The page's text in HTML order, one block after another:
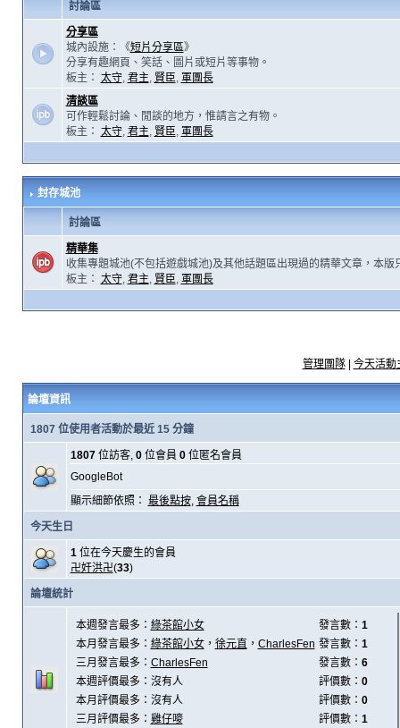
討論區
分享區
城內設施：《短片分享區》
分享有趣網頁、笑話、圖片或短片等事物。
板主： 太守, 君主, 賢臣, 軍團長
清談區
可作輕鬆討論、閒談的地方，惟請言之有物。
板主： 太守, 君主, 賢臣, 軍團長
封存城池
討論區
精華集
收集專題城池(不包括遊戲城池)及其他話題區出現過的精華文章，本版
板主： 太守, 君主, 賢臣, 軍團長
管理團隊| 今天活動
論壇資訊
1807 位使用者活動於最近 15 分鐘
1807位訪客, 0位會員 0位匿名會員
GoogleBot
顯示細節依照： 最後點按, 會員名稱
今天生日
1位在今天慶生的會員
卍奸洪卍(33)
論壇統計
本週發言最多： 綠茶館小女 發言數： 1
本月發言最多： 綠茶館小女， 徐元直 ， CharlesFen 發言數： 1
三月發言最多： CharlesFen 發言數： 6
本週評價最多：沒有人
評價數： 0
本月評價最多：沒有人
評價數： 0
三月評價最多： 雞仔嘜 評價數： 1